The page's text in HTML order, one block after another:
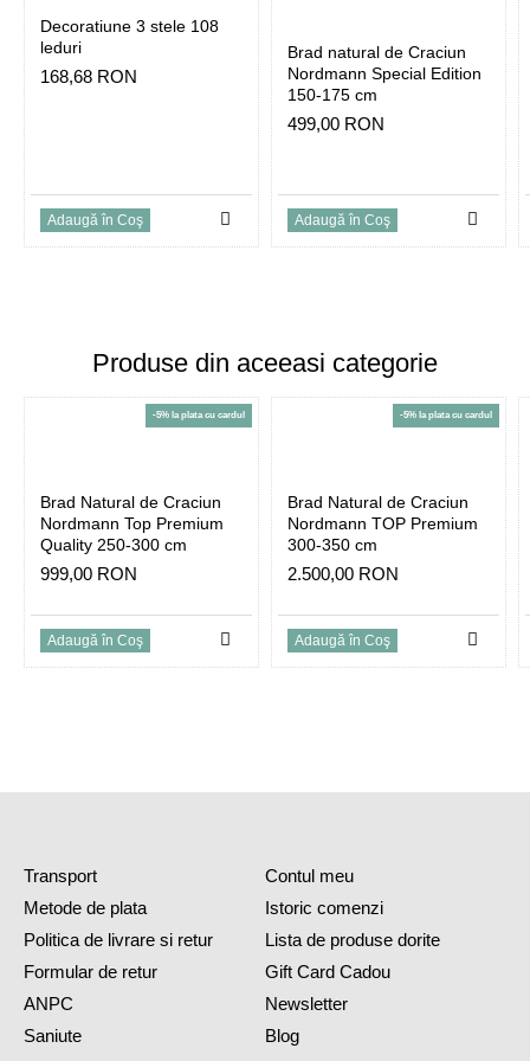
Decoratiune 3 stele 108
leduri
168,68 RON
Adaugă în Coş
Brad natural de Craciun
Nordmann Special Edition
150-175 cm
499,00 RON
Adaugă în Coş
Produse din aceeasi categorie
-5% la plata cu cardul
Brad Natural de Craciun
Nordmann Top Premium
Quality 250-300 cm
999,00 RON
Adaugă în Coş
-5% la plata cu cardul
Brad Natural de Craciun
Nordmann TOP Premium
300-350 cm
2.500,00 RON
Adaugă în Coş
Transport
Metode de plata
Politica de livrare si retur
Formular de retur
ANPC
Saniute
Contul meu
Istoric comenzi
Lista de produse dorite
Gift Card Cadou
Newsletter
Blog